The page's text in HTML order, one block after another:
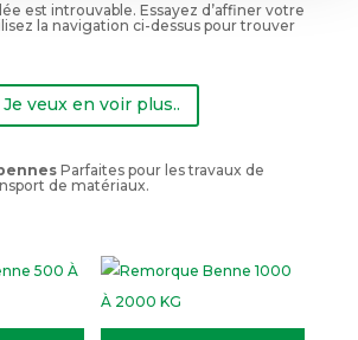
est introuvable. Essayez d’affiner votre
la navigation ci-dessus pour trouver
Je veux en voir plus..
Parfaites pour les travaux de
de matériaux.